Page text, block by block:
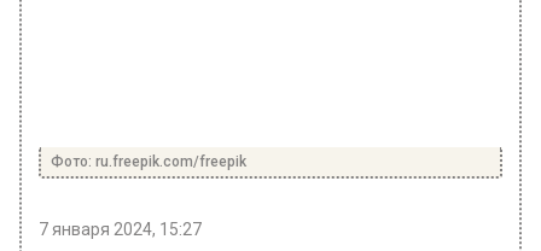
Фото: ru.freepik.com/freepik
7 января 2024, 15:27